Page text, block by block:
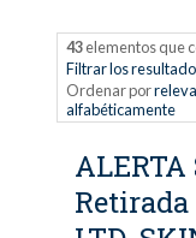
43elementos que
Filtrar los
Ordenar por
alfabéticamente
Retirada